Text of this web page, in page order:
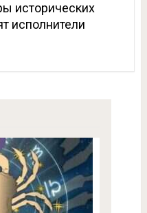
исторических
исполнители